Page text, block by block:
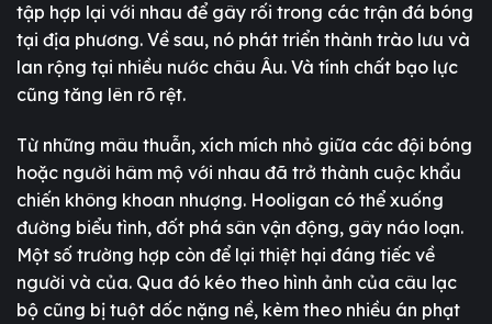
tập hợp lại với nhau để gây rối trong các trận đá bóng
tại địa phương. Về sau, nó phát triển thành trào lưu và
lan rộng tại nhiều nước châu Âu. Và tính chất bạo lực
cũng tăng lên rõ rệt.
Từ những mâu thuẫn, xích mích nhỏ giữa các đội bóng
hoặc người hâm mộ với nhau đã trở thành cuộc khẩu
chiến không khoan nhượng. Hooligan có thể xuống
đường biểu tình, đốt phá sân vận động, gây náo loạn.
Một số trường hợp còn để lại thiệt hại đáng tiếc về
người và của. Qua đó kéo theo hình ảnh của câu lạc
bộ cũng bị tuột dốc nặng nề, kèm theo nhiều án phạt